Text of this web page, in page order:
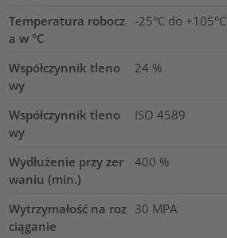
Temperatura robocz
a w °C
-25°C do +105°C
Współczynnik tleno
wy
24 %
Współczynnik tleno
wy
ISO 4589
Wydłużenie przy zer
waniu (min.)
400 %
Wytrzymałość na roz
ciąganie
30 MPA